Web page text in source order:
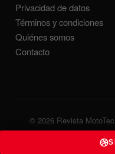
Privacidad de datos
Términos y condiciones
Quiénes somos
Contacto
© 2026 Revista